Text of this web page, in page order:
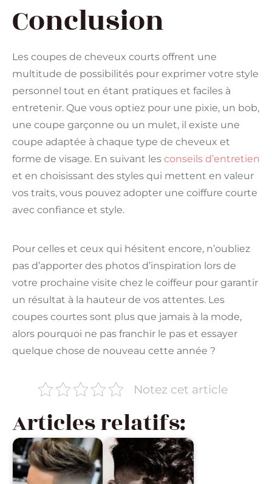
Conclusion
Les coupes de cheveux courts offrent une
multitude de possibilités pour exprimer votre style
personnel tout en étant pratiques et faciles à
entretenir. Que vous optiez pour une pixie, un bob,
une coupe garçonne ou un mulet, il existe une
coupe adaptée à chaque type de cheveux et
forme de visage. En suivant les conseils d’entretien
et en choisissant des styles qui mettent en valeur
vos traits, vous pouvez adopter une coiffure courte
avec confiance et style.
Pour celles et ceux qui hésitent encore, n’oubliez
pas d’apporter des photos d’inspiration lors de
votre prochaine visite chez le coiffeur pour garantir
un résultat à la hauteur de vos attentes. Les
coupes courtes sont plus que jamais à la mode,
alors pourquoi ne pas franchir le pas et essayer
quelque chose de nouveau cette année ?
Notez cet article
Articles relatifs: